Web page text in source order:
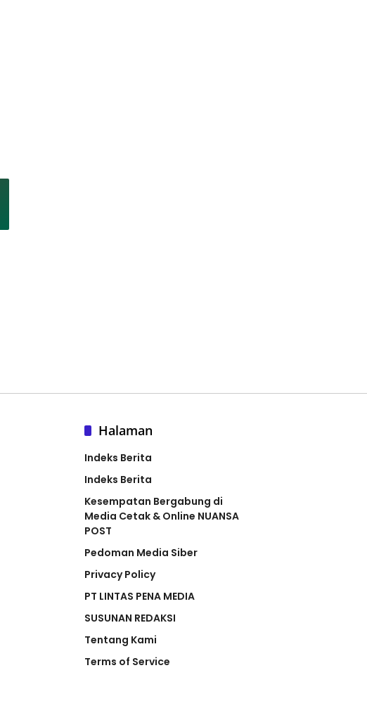
Halaman
Indeks Berita
Indeks Berita
Kesempatan Bergabung di
Media Cetak & Online NUANSA
POST
Pedoman Media Siber
Privacy Policy
PT LINTAS PENA MEDIA
SUSUNAN REDAKSI
Tentang Kami
Terms of Service